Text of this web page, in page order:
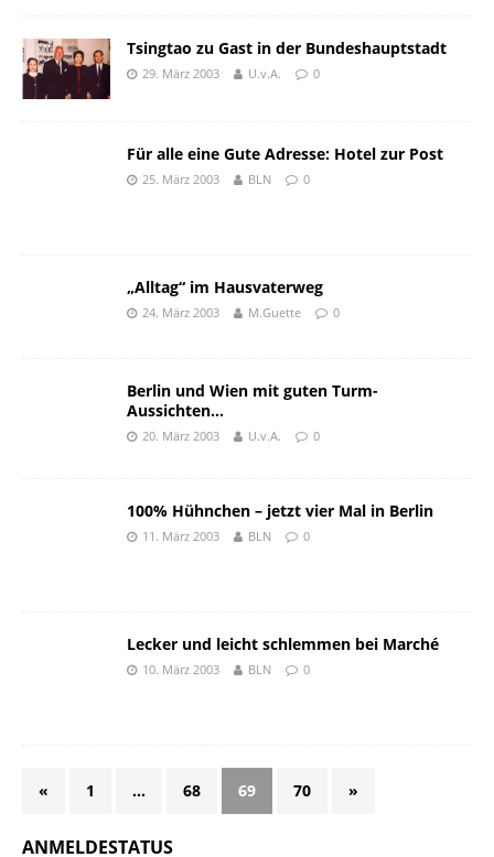
Tsingtao zu Gast in der Bundeshauptstadt
29. März 2003 U.v.A. 0
Für alle eine Gute Adresse: Hotel zur Post
25. März 2003 BLN 0
„Alltag“ im Hausvaterweg
24. März 2003 M.Guette 0
Berlin und Wien mit guten Turm-
Aussichten…
20. März 2003 U.v.A. 0
100% Hühnchen – jetzt vier Mal in Berlin
11. März 2003 BLN 0
Lecker und leicht schlemmen bei Marché
10. März 2003 BLN 0
« 1 … 68 69 70 »
ANMELDESTATUS